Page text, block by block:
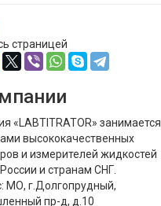
страницей
«LABTITRATOR» занимается
высококачественных
и измерителей жидкостей
и странам СНГ.
МО, г.Долгопрудный,
пр-д, д.10